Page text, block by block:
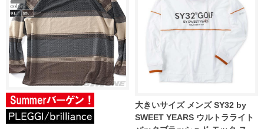
大きいサイズ メンズ SY32 by
SWEET YEARS ウルトラライト